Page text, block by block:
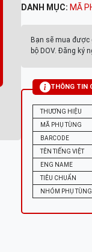
DANH MỤC: MÃ
Bạn sẽ mua được
bộ DOV. Đăng ký
THÔNG TIN
THƯƠNG HIỆU
MÃ PHỤ TÙNG
BARCODE
TÊN TIẾNG VIỆT
ENG NAME
TIÊU CHUẨN
NHÓM PHỤ TÙNG